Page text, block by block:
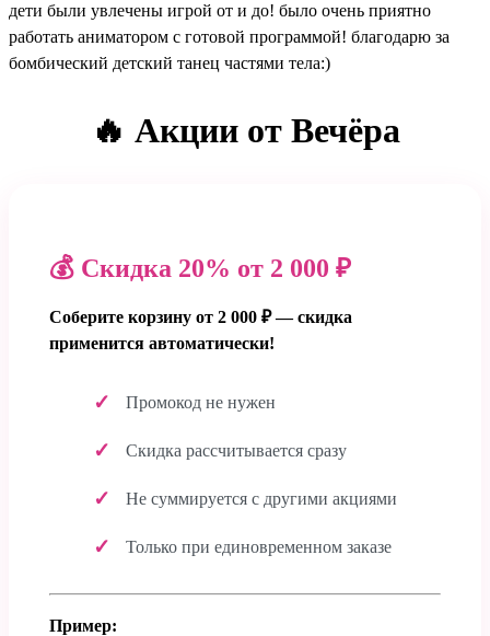
дети были увлечены игрой от и до! было очень приятно
работать аниматором с готовой программой! благодарю за
бомбический детский танец частями тела:)
🔥 Акции от Вечёра
💰 Скидка 20% от 2 000 ₽
Соберите корзину от 2 000 ₽ — скидка
применится автоматически!
Промокод не нужен
Скидка рассчитывается сразу
Не суммируется с другими акциями
Только при единовременном заказе
Пример: